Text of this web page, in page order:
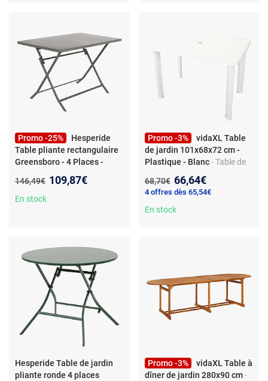
Promo -25%
Hesperide
Table pliante rectangulaire
Greensboro - 4 Places -
Table pliante rectangulaire
Greensboro - 4 Places -
Ancien prix :
146,49€ Nouveau prix :
109,87€
En stock
Promo -3%
vidaXL Table
de jardin 101x68x72 cm -
Plastique - Blanc - Table de
Plastique résistant - 101 x 68
x 72 cm - Blanc
Ancien prix :
68,70€ Nouveau prix :
66,64€
4 offres dès 65,54€
En stock
Hesperide Table de jardin
pliante ronde 4 places
Promo -3%
vidaXL Table à
dîner de jardin 280x90 cm -